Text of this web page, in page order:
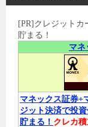
[PR]クレジットカ
貯まる！
マネ
マネックス証券+
ジット決済で投
貯まる！ クレカ